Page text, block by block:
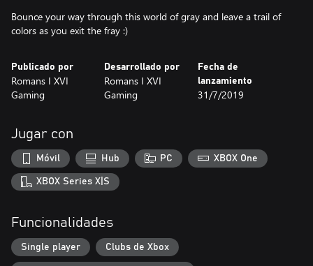
Bounce your way through this world of gray and leave a trail of
colors as you exit the fray :)
Publicado por
Romans I XVI
Gaming
Desarrollado por
Romans I XVI
Gaming
Fecha de
lanzamiento
31/7/2019
Jugar con
Móvil Hub PC XBOX One
XBOX Series X|S
Funcionalidades
Single player Clubs de Xbox